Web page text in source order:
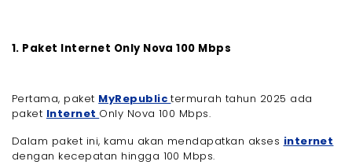
1. Paket Internet Only Nova 100 Mbps
Pertama, paket MyRepublictermurah tahun 2025 ada
paket Internet Only Nova 100 Mbps.
Dalam paket ini, kamu akan mendapatkan akses internet
dengan kecepatan hingga 100 Mbps.